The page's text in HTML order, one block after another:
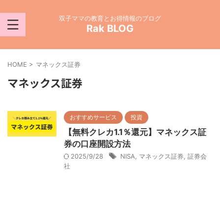
双子ママの教育とお得情報のブログ
Rak BLOG
HOME > マネックス証券
マネックス証券
おすすめサービス 投資
【無料クレカ1.1％還元】マネックス証
券の口座開設方法
2025/9/28 NISA マネックス証券 証券会
社